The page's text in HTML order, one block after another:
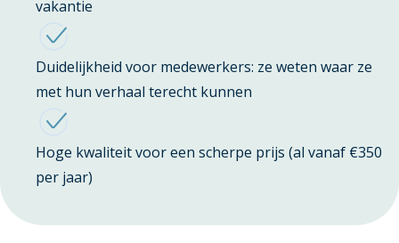
vakantie
Duidelijkheid voor medewerkers: ze weten waar ze
met hun verhaal terecht kunnen
Hoge kwaliteit voor een scherpe prijs (al vanaf €350
per jaar)